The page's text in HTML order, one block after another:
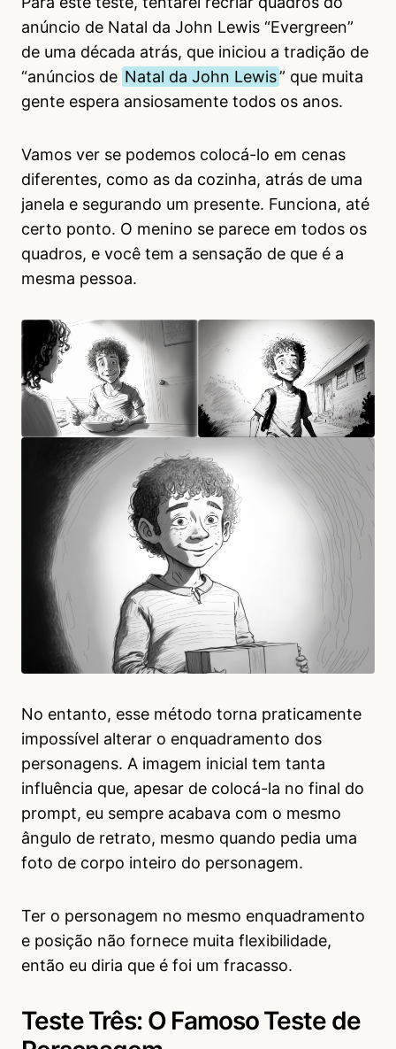
anúncio de Natal da John Lewis “Evergreen”
de uma década atrás, que iniciou a tradição de
“anúncios de Natal da John Lewis” que muita
gente espera ansiosamente todos os anos.
Vamos ver se podemos colocá-lo em cenas
diferentes, como as da cozinha, atrás de uma
janela e segurando um presente. Funciona, até
certo ponto. O menino se parece em todos os
quadros, e você tem a sensação de que é a
mesma pessoa.
No entanto, esse método torna praticamente
impossível alterar o enquadramento dos
personagens. A imagem inicial tem tanta
influência que, apesar de colocá-la no final do
prompt, eu sempre acabava com o mesmo
ângulo de retrato, mesmo quando pedia uma
foto de corpo inteiro do personagem.
Ter o personagem no mesmo enquadramento
e posição não fornece muita flexibilidade,
então eu diria que é foi um fracasso.
Teste Três: O Famoso Teste de